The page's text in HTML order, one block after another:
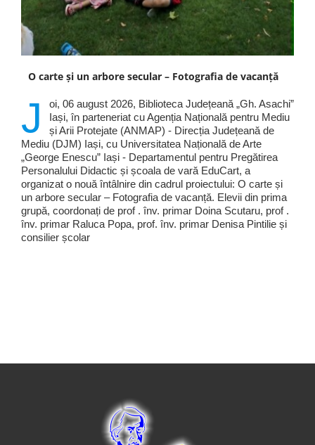
O carte și un arbore secular – Fotografia de vacanță
J
oi, 06 august 2026, Biblioteca Județeană „Gh. Asachi”
Iași, în parteneriat cu Agenția Națională pentru Mediu
și Arii Protejate (ANMAP) - Direcția Județeană de
Mediu (DJM) Iași, cu Universitatea Națională de Arte
„George Enescu” Iași - Departamentul pentru Pregătirea
Personalului Didactic și școala de vară EduCart, a
organizat o nouă întâlnire din cadrul proiectului: O carte și
un arbore secular – Fotografia de vacanță. Elevii din prima
grupă, coordonați de prof . înv. primar Doina Scutaru, prof .
înv. primar Raluca Popa, prof. înv. primar Denisa Pintilie și
consilier școlar